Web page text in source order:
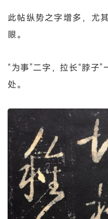
此帖纵势之字增多，尤
眼。
“为事”二字，拉长“脖子
处。